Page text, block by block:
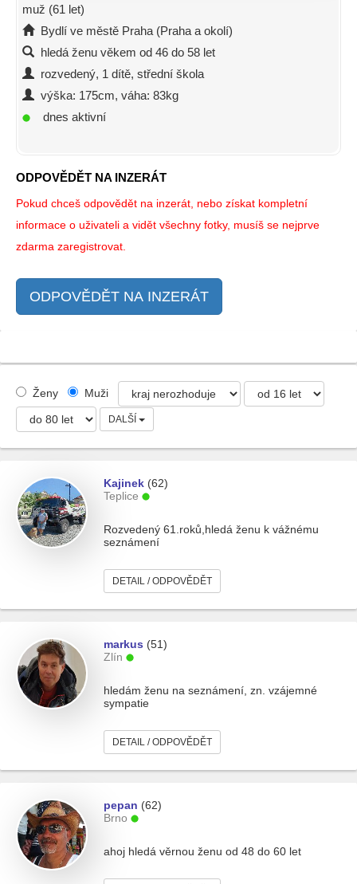
muž (61 let)
Bydlí ve městě Praha (Praha a okolí)
hledá ženu věkem od 46 do 58 let
rozvedený, 1 dítě, střední škola
výška: 175cm, váha: 83kg
dnes aktivní
ODPOVĚDĚT NA INZERÁT
Pokud chceš odpovědět na inzerát, nebo získat kompletní
informace o uživateli a vidět všechny fotky, musíš se nejprve
zdarma zaregistrovat.
ODPOVĚDĚT NA INZERÁT
Ženy Muži
DALŠÍ
Kajinek (62)
Teplice
Rozvedený 61.roků,hledá ženu k vážnému
seznámení
DETAIL / ODPOVĚDĚT
markus (51)
Zlín
hledám ženu na seznámení, zn. vzájemné
sympatie
DETAIL / ODPOVĚDĚT
pepan (62)
Brno
ahoj hledá věrnou ženu od 48 do 60 let